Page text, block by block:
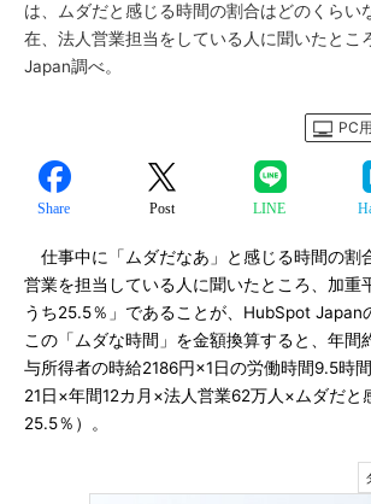
は、ムダだと感じる時間の割合はどのくらい
在、法人営業担当をしている人に聞いたと
Japan調べ。
PC
Share Post LINE
仕事中に「ムダだなあ」と感じる時間の
営業を担当している人に聞いたところ、加重
うち25.5％」であることが、HubSpot Japan
この「ムダな時間」を金額換算すると、年間
与所得者の時給2186円×1日の労働時間9.5時
21日×年間12カ月×法人営業62万人×ムダだと
25.5％）。